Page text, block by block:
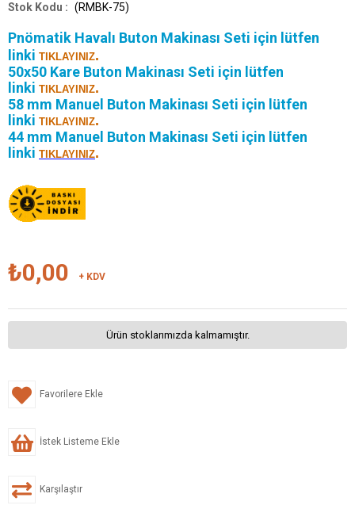
(RMBK-75)
Pnömatik Havalı Buton Makinası Seti için lütfen
linki TIKLAYINIZ.
50x50 Kare Buton Makinası Seti için lütfen
linki TIKLAYINIZ.
58 mm Manuel Buton Makinası Seti için lütfen
linki TIKLAYINIZ.
44 mm Manuel Buton Makinası Seti için lütfen
linki TIKLAYINIZ.
₺0,00 + KDV
Ürün stoklarımızda kalmamıştır.
Favorilere Ekle
İstek Listeme Ekle
Karşılaştır